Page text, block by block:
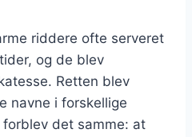
riddere ofte serveret
og de blev
Retten blev
navne i forskellige
det samme: at